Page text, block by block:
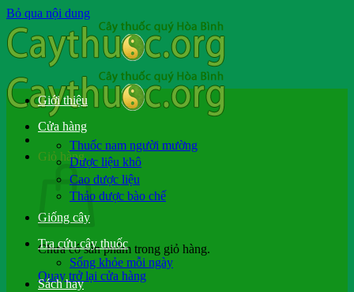
Bỏ qua nội dung
Giỏ hàng
Chưa có sản phẩm trong giỏ hàng.
Quay trở lại cửa hàng
Giới thiệu
Cửa hàng
Thuốc nam người mường
Dược liệu khô
Cao dược liệu
Thảo dược bào chế
Giống cây
Tra cứu cây thuốc
Sống khỏe mỗi ngày
Sách hay